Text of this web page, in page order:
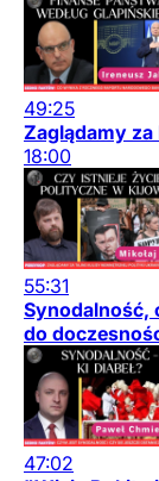
49:25
Zaglądamy
18:00
55:31
Synodalność,
do
47:02